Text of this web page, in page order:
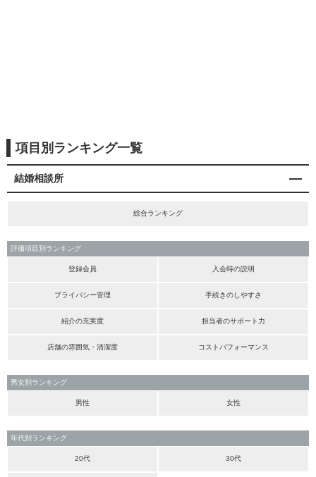
項目別ランキング一覧
結婚相談所
総合ランキング
評価項目別ランキング
登録会員 入会時の説明
プライバシー管理 手続きのしやすさ
紹介の充実度 担当者のサポート力
店舗の雰囲気・清潔度 コストパフォーマンス
男女別ランキング
男性 女性
年代別ランキング
20代 30代